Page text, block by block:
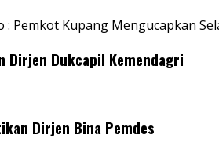
: Pemkot Kupang Mengucapkan
Dirjen Dukcapil Kemendagri
Dirjen Bina Pemdes